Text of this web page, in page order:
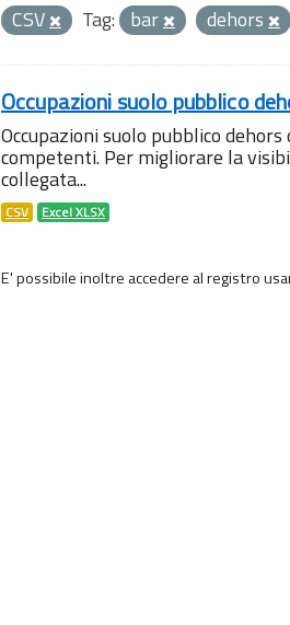
CSV
Tag: bar dehors
Occupazioni suolo pubblico
Occupazioni suolo pubblico
competenti. Per migliorare la
collegata...
CSV Excel XLSX
E' possibile inoltre accedere al registro